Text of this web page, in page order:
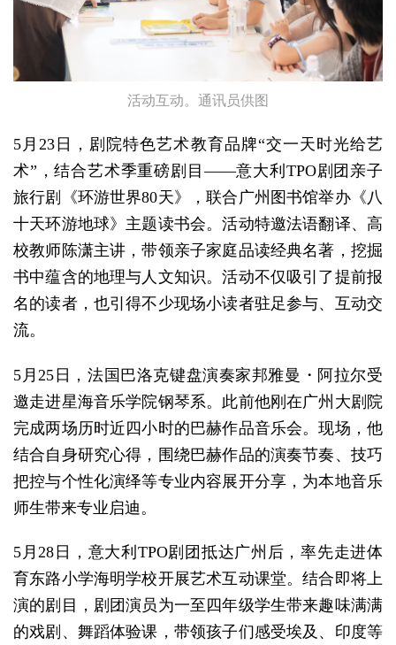
活动互动。通讯员供图
5月23日，剧院特色艺术教育品牌“交一天时光给艺
术”，结合艺术季重磅剧目——意大利TPO剧团亲子
旅行剧《环游世界80天》，联合广州图书馆举办《八
十天环游地球》主题读书会。活动特邀法语翻译、高
校教师陈潇主讲，带领亲子家庭品读经典名著，挖掘
书中蕴含的地理与人文知识。活动不仅吸引了提前报
名的读者，也引得不少现场小读者驻足参与、互动交
流。
5月25日，法国巴洛克键盘演奏家邦雅曼・阿拉尔受
邀走进星海音乐学院钢琴系。此前他刚在广州大剧院
完成两场历时近四小时的巴赫作品音乐会。现场，他
结合自身研究心得，围绕巴赫作品的演奏节奏、技巧
把控与个性化演绎等专业内容展开分享，为本地音乐
师生带来专业启迪。
5月28日，意大利TPO剧团抵达广州后，率先走进体
育东路小学海明学校开展艺术互动课堂。结合即将上
演的剧目，剧团演员为一至四年级学生带来趣味满满
的戏剧、舞蹈体验课，带领孩子们感受埃及、印度等